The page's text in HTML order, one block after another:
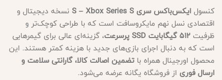
کنسولایکس‌باکس سری S – Xbox Series S
نسخه دیجیتال و
اقتصادی نسل نهم مایکروسافت است که با طراحی کوچک‌تر و
ظرفیت 512 گیگابایت SSD پرسرعت
، گزینه‌ای عالی برای گیمرهایی
است که به دنبال اجرای بازی‌های جدید با هزینه کمتر هستند. این
محصول اورجینال همراه باتضمین اصالت کالا، گارانتی سلامت و
ارسال فوری از فروشگاه یگانه عرضه می‌شود.